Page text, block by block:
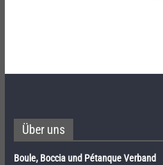
Über uns
Boule, Boccia und Pétanque Verband